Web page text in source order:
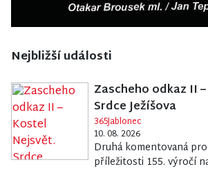
Nejbližší události
Zascheho odkaz II
Srdce Ježíšova
365Jablonec
10. 08. 2026
Druhá komentovaná
příležitosti 155. výročí